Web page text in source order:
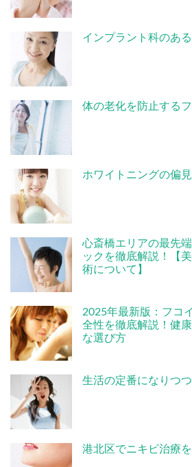
インプラント科のあ
体の老化を防止する
ホワイトニングの偏
心斎橋エリアの最先
ックを徹底解説！【
術について】
2025年最新版：フコ
全性を徹底解説！健
な選び方
生活の定番になりつ
港北区でニキビ治療